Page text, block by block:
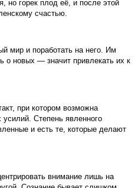
но горек плод её, и после этой
счастью.
мир и поработать на него. Им
о новых — значит привлекать их к
при котором возможна
Степень явленного
и есть те, которые делают
внимание лишь на